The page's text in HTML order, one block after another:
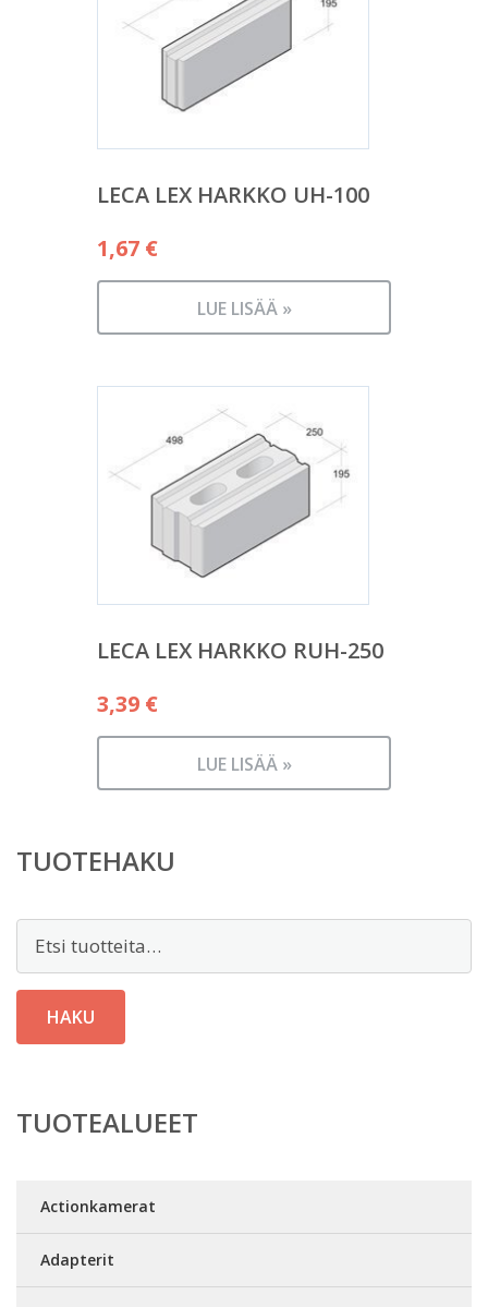
LECA LEX HARKKO UH-100
1,67 €
LUE LISÄÄ »
LECA LEX HARKKO RUH-250
3,39 €
LUE LISÄÄ »
TUOTEHAKU
Etsi:
HAKU
TUOTEALUEET
Actionkamerat
Adapterit